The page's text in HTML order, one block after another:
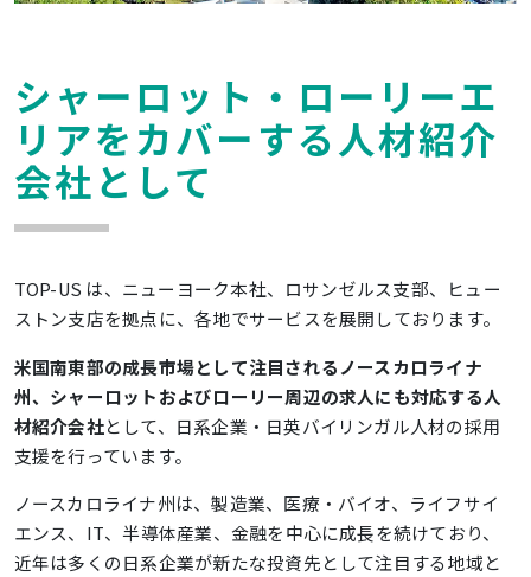
シャーロット・ローリーエ
リアをカバーする人材紹介
会社として
TOP-US は、ニューヨーク本社、ロサンゼルス支部、ヒュー
ストン支店を拠点に、各地でサービスを展開しております。
米国南東部の成長市場として注目されるノースカロライナ
州、シャーロットおよびローリー周辺の求人にも対応する人
材紹介会社として、日系企業・日英バイリンガル人材の採用
支援を行っています。
ノースカロライナ州は、製造業、医療・バイオ、ライフサイ
エンス、IT、半導体産業、金融を中心に成長を続けており、
近年は多くの日系企業が新たな投資先として注目する地域と